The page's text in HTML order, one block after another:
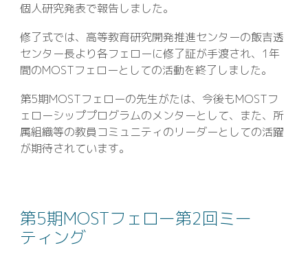
個人研究発表で報告しました。
修了式では、高等教育研究開発推進センターの飯吉透
センター長より各フェローに修了証が手渡され、1年
間のMOSTフェローとしての活動を終了しました。
第5期MOSTフェローの先生がたは、今後もMOSTフ
ェローシッププログラムのメンターとして、また、所
属組織等の教員コミュニティのリーダーとしての活躍
が期待されています。
第5期MOSTフェロー第2回ミー
ティング